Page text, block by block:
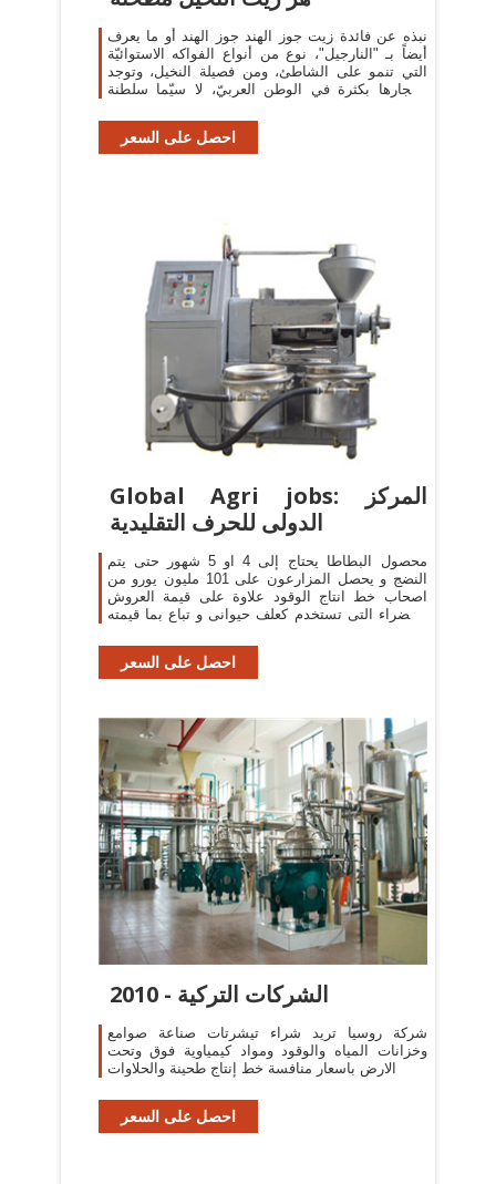
نبذه عن فائدة زيت جوز الهند جوز الهند أو ما يعرف
أيضاً بـ "النارجيل"، نوع من أنواع الفواكه الاستوائيّة
التي تنمو على الشاطئ، ومن فصيلة النخيل، وتوجد
أشجارها بكثرة في الوطن العربيّ، لا سيّما سلطنة
احصل على السعر
Global Agri jobs: المركز
الدولى للحرف التقليدية
محصول البطاطا يحتاج إلى 4 او 5 شهور حتى يتم
النضج و يحصل المزارعون على 101 مليون يورو من
اصحاب خط انتاج الوقود علاوة على قيمة العروش
الخضراء التى تستخدم كعلف حيوانى و تباع بما قيمته
احصل على السعر
2010 - الشركات التركية
شركة روسيا تريد شراء تيشرتات صناعة صوامع
وخزانات المياه والوقود ومواد كيمياوية فوق وتحت
الارض باسعار منافسة خط إنتاج طحينة والحلاوات
احصل على السعر